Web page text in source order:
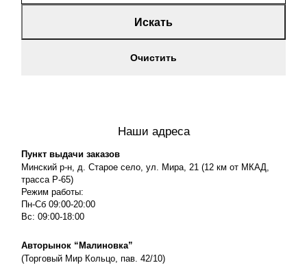
Искать
Очистить
Наши адреса
Пункт выдачи заказов
Минский р-н, д. Старое село, ул. Мира, 21 (12 км от МКАД,
трасса P-65)
Режим работы:
Пн-Сб 09:00-20:00
Вс: 09:00-18:00
Авторынок “Малиновка”
(Торговый Мир Кольцо, пав. 42/10)